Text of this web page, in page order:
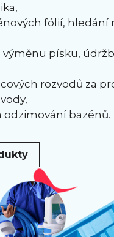
fólií, hledání
výměnu písku,
rozvodů za
odzimování bazénů.